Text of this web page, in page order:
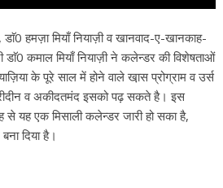
हमज़ा मियाँ नियाज़ी व खानवाद-ए-खानकाह-
डाॅ0 कमाल मियाँ नियाज़ी ने कलेन्डर की विशेषताओं
के पूरे साल में होने वाले खा़स प्रोग्राम व उर्स
व अकीदतमंद इसको पढ़ सकते है। इस
यह एक मिसाली कलेन्डर जारी हो सका है,
दिया है।